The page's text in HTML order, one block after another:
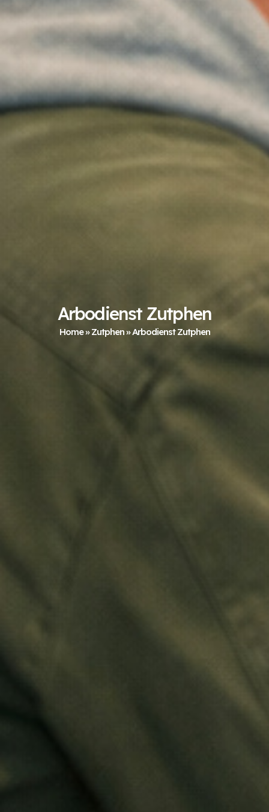
Arbodienst Zutphen
Home»Zutphen»Arbodienst Zutphen